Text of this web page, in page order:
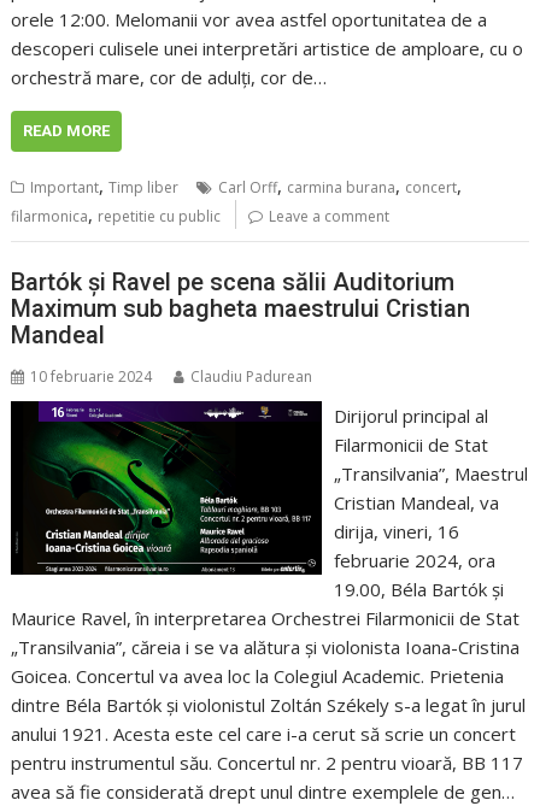
orele 12:00. Melomanii vor avea astfel oportunitatea de a
descoperi culisele unei interpretări artistice de amploare, cu o
orchestră mare, cor de adulți, cor de…
READ MORE
Important,Timp liber Carl Orff, carmina burana, concert,
filarmonica, repetitie cu public Leave a comment
Bartók și Ravel pe scena sălii Auditorium
Maximum sub bagheta maestrului Cristian
Mandeal
10 februarie 2024 Claudiu Padurean
Dirijorul principal al
Filarmonicii de Stat
„Transilvania”, Maestrul
Cristian Mandeal, va
dirija, vineri, 16
februarie 2024, ora
19.00, Béla Bartók și
Maurice Ravel, în interpretarea Orchestrei Filarmonicii de Stat
„Transilvania”, căreia i se va alătura și violonista Ioana-Cristina
Goicea. Concertul va avea loc la Colegiul Academic. Prietenia
dintre Béla Bartók și violonistul Zoltán Székely s-a legat în jurul
anului 1921. Acesta este cel care i-a cerut să scrie un concert
pentru instrumentul său. Concertul nr. 2 pentru vioară, BB 117
avea să fie considerată drept unul dintre exemplele de gen…